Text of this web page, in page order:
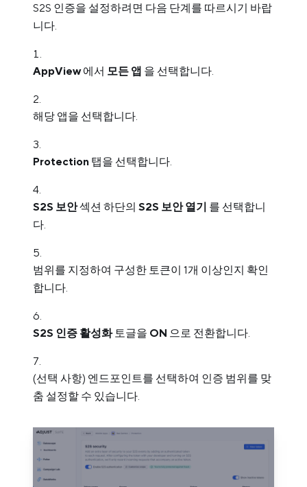
S2S 인증을 설정하려면 다음 단계를 따르시기 바랍
니다.
AppView에서 모든 앱 을 선택합니다.
해당 앱을 선택합니다.
Protection 탭을 선택합니다.
S2S 보안섹션 하단의 S2S 보안 열기 를 선택합니
다.
범위를 지정하여 구성한 토큰이 1개 이상인지 확인
합니다.
S2S 인증 활성화토글을 ON 으로 전환합니다.
(선택 사항) 엔드포인트를 선택하여 인증 범위를 맞
춤 설정할 수 있습니다.